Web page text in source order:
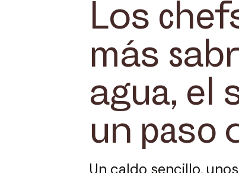
Los
más
agua, el
un paso
Un caldo sencillo,